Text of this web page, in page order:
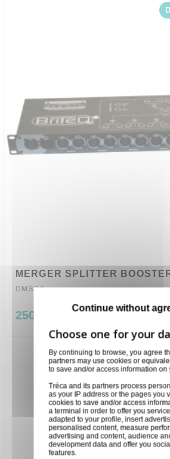
MERGER SPLITTER
DMS26
250,50 €
By continuing to browse, you agree
partners may use cookies or
to save and/or access information on
Tréca and its partners process
as your IP address or the pages you
cookies to save and/or access
a terminal in order to offer you
adapted to your profile, insert
personalised content, measure
advertising and content, audience
development data and offer you
features.
Continue without